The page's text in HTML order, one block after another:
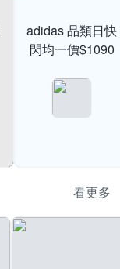
adidas 品類日快
閃均一價$1090
看更多